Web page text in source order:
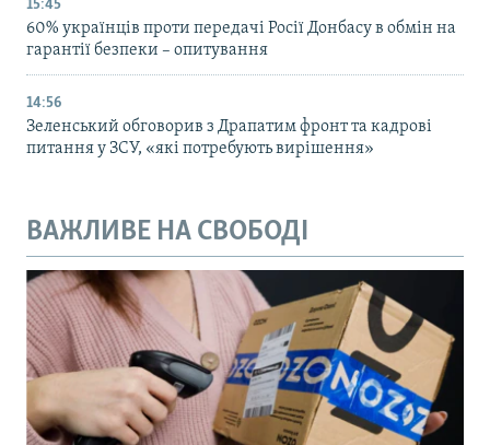
15:45
60% українців проти передачі Росії Донбасу в обмін на
гарантії безпеки – опитування
14:56
Зеленський обговорив з Драпатим фронт та кадрові
питання у ЗСУ, «які потребують вирішення»
ВАЖЛИВЕ НА СВОБОДІ